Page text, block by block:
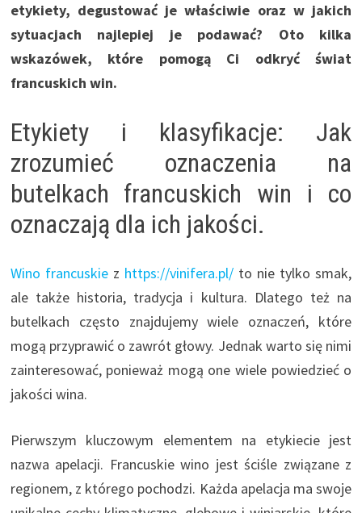
etykiety, degustować je właściwie oraz w jakich
sytuacjach najlepiej je podawać? Oto kilka
wskazówek, które pomogą Ci odkryć świat
francuskich win.
Etykiety i klasyfikacje: Jak
zrozumieć oznaczenia na
butelkach francuskich win i co
oznaczają dla ich jakości.
Wino francuskiez https://vinifera.pl/to nie tylko smak,
ale także historia, tradycja i kultura. Dlatego też na
butelkach często znajdujemy wiele oznaczeń, które
mogą przyprawić o zawrót głowy. Jednak warto się nimi
zainteresować, ponieważ mogą one wiele powiedzieć o
jakości wina.
Pierwszym kluczowym elementem na etykiecie jest
nazwa apelacji. Francuskie wino jest ściśle związane z
regionem, z którego pochodzi. Każda apelacja ma swoje